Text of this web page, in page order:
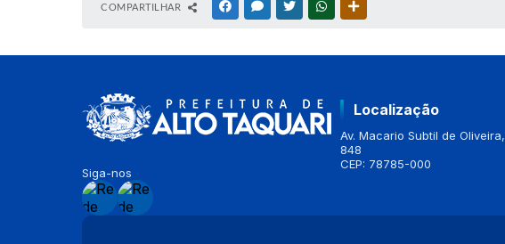
COMPARTILHAR FACEBOOKMESSENGER
TWITTERWHATSAPP
Siga-nos
Localização
Av. Macario Subtil de Oliveira,
848
CEP: 78785-000